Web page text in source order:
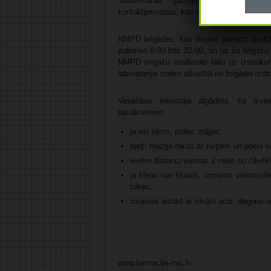
kontaktpersonas, kas varētu būt bijušas
NMPD brigādes, kas dosies paņemt
pulksten 8:00 līdz 22:00, un uz šo
NMPD brigāžu ierašanās laiki uz
laboratorijai notiks atkarībā no brigādei
Veselības ministrija atgādina, ka
pasākumiem:
ja esi slims, paliec mājas;
bieži mazgā rokas ar ziepēm un ūdeni
ievēro distanci vismaz 2 metri no
ja klepo vai šķaudi, izmanto
rokas;
izvairies aiztikt ar rokām acis, degunu
www.farmacija-mic.lv